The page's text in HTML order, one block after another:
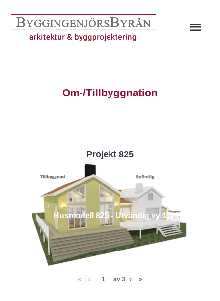
innehåll
Om-/Tillbyggnation
Projekt 825
Husmodell 825 - Utvändig vy 1
« ‹ av 3 › »